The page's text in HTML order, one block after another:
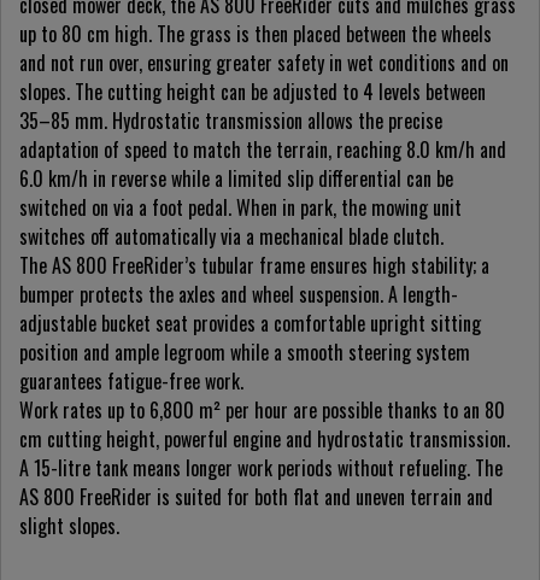
up to 80 cm high. The grass is then placed between the wheels
and not run over, ensuring greater safety in wet conditions and on
slopes. The cutting height can be adjusted to 4 levels between
35–85 mm. Hydrostatic transmission allows the precise
adaptation of speed to match the terrain, reaching 8.0 km/h and
6.0 km/h in reverse while a limited slip differential can be
switched on via a foot pedal. When in park, the mowing unit
switches off automatically via a mechanical blade clutch.
The AS 800 FreeRider’s tubular frame ensures high stability; a
bumper protects the axles and wheel suspension. A length-
adjustable bucket seat provides a comfortable upright sitting
position and ample legroom while a smooth steering system
guarantees fatigue-free work.
Work rates up to 6,800 m² per hour are possible thanks to an 80
cm cutting height, powerful engine and hydrostatic transmission.
A 15-litre tank means longer work periods without refueling. The
AS 800 FreeRider is suited for both flat and uneven terrain and
slight slopes.